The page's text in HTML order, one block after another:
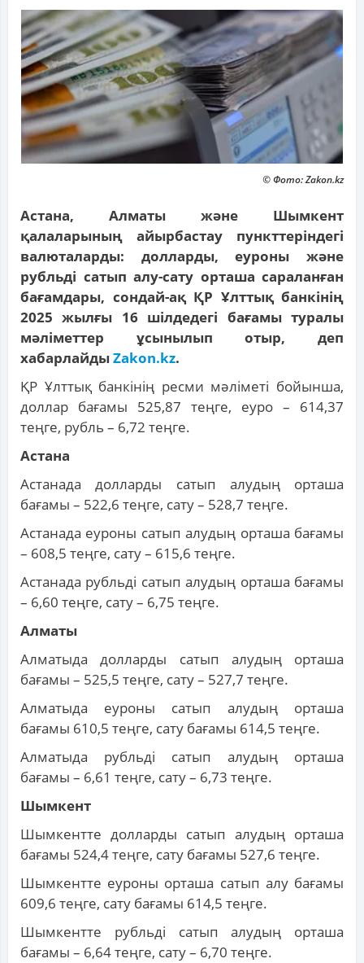
© Фото: Zakon.kz
Астана, Алматы және Шымкент
қалаларының айырбастау пункттеріндегі
валюталарды: долларды, еуроны және
рубльді сатып алу-сату орташа сараланған
бағамдары, сондай-ақ ҚР Ұлттық банкінің
2025 жылғы 16 шілдедегі бағамы туралы
мәліметтер ұсынылып отыр, деп
хабарлайдыZakon.kz.
ҚР Ұлттық банкінің ресми мәліметі бойынша,
доллар бағамы 525,87 теңге, еуро – 614,37
теңге, рубль – 6,72 теңге.
Астана
Астанада долларды сатып алудың орташа
бағамы – 522,6 теңге, сату – 528,7 теңге.
Астанада еуроны сатып алудың орташа бағамы
– 608,5 теңге, сату – 615,6 теңге.
Астанада рубльді сатып алудың орташа бағамы
– 6,60 теңге, сату – 6,75 теңге.
Алматы
Алматыда долларды сатып алудың орташа
бағамы – 525,5 теңге, сату – 527,7 теңге.
Алматыда еуроны сатып алудың орташа
бағамы 610,5 теңге, сату бағамы 614,5 теңге.
Алматыда рубльді сатып алудың орташа
бағамы – 6,61 теңге, сату – 6,73 теңге.
Шымкент
Шымкентте долларды сатып алудың орташа
бағамы 524,4 теңге, сату бағамы 527,6 теңге.
Шымкентте еуроны орташа сатып алу бағамы
609,6 теңге, сату бағамы 614,5 теңге.
Шымкентте рубльді сатып алудың орташа
бағамы – 6,64 теңге, сату – 6,70 теңге.